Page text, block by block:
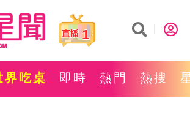
1
界吃桌 即時 熱門 熱搜